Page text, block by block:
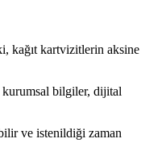
kağıt kartvizitlerin aksine
kurumsal bilgiler, dijital
ve istenildiği zaman